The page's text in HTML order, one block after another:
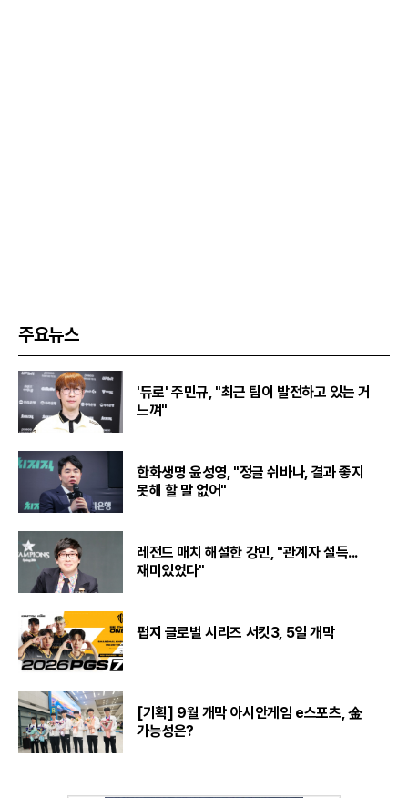
주요뉴스
'듀로' 주민규, "최근 팀이 발전하고 있는 거
느껴"
한화생명 윤성영, "정글 쉬바나, 결과 좋지
못해 할 말 없어"
레전드 매치 해설한 강민, "관계자 설득...
재미있었다"
펍지 글로벌 시리즈 서킷3, 5일 개막
[기획] 9월 개막 아시안게임 e스포츠, 金
가능성은?